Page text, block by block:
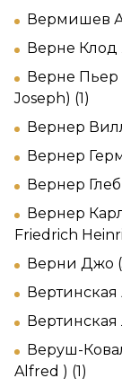
Вермишев
Верне Клод
Верне Пьер
Joseph) (1)
Вернер
Вернер
Вернер
Вернер
Friedrich
Верни Джо
Вертинская
Веруш-
Alfred ) (1)